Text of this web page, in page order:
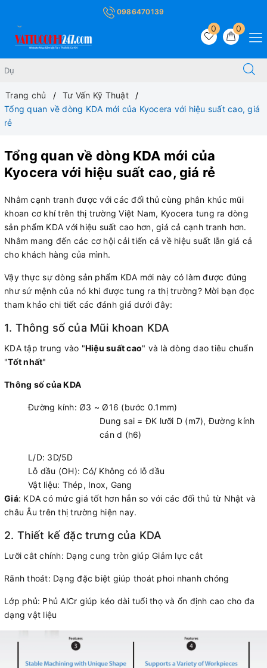
0986470139
0
0
Trang chủ
Tư Vấn Kỹ Thuật
Tổng quan về dòng KDA mới của Kyocera với hiệu suất cao, giá
rẻ
Tổng quan về dòng KDA mới của
Kyocera với hiệu suất cao, giá rẻ
Nhằm cạnh tranh được với các đối thủ cùng phân khúc mũi
khoan cơ khí trên thị trường Việt Nam, Kyocera tung ra dòng
sản phẩm KDA với hiệu suất cao hơn, giá cả cạnh tranh hơn.
Nhằm mang đến các cơ hội cải tiến cả về hiệu suất lẫn giá cả
cho khách hàng của mình.
Vậy thực sự dòng sản phẩm KDA mới này có làm được đúng
như sứ mệnh của nó khi được tung ra thị trường? Mời bạn đọc
tham khảo chi tiết các đánh giá dưới đây:
1. Thông số của Mũi khoan KDA
KDA tập trung vào "Hiệu suất cao" và là dòng dao tiêu chuẩn
"Tốt nhất"
Thông số của KDA
Đường kính: Ø3 ~ Ø16 (bước 0.1mm)
Dung sai = ĐK lưỡi D (m7), Đường kính
cán d (h6)
L/D: 3D/5D
Lỗ dầu (OH): Có/ Không có lỗ dầu
Vật liệu: Thép, Inox, Gang
Giá: KDA có mức giá tốt hơn hẳn so với các đối thủ từ Nhật và
châu Âu trên thị trường hiện nay.
2. Thiết kế đặc trưng của KDA
Lưỡi cắt chính: Dạng cung tròn giúp Giảm lực cắt
Rãnh thoát: Dạng đặc biệt giúp thoát phoi nhanh chóng
Lớp phủ: Phủ AlCr giúp kéo dài tuổi thọ và ổn định cao cho đa
dạng vật liệu